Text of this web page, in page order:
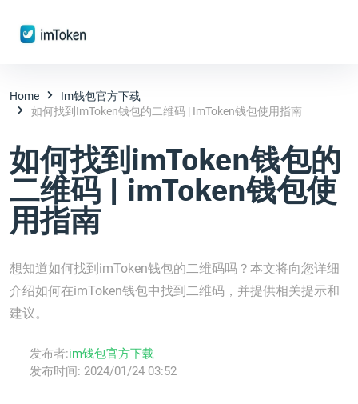
Home
Im钱包官方下载
如何找到imToken钱包的二维码 | ImToken钱包使用指南
如何找到imToken钱包的
二维码 | imToken钱包使
用指南
想知道如何找到imToken钱包的二维码吗？本文将向您详细
介绍如何在imToken钱包中找到二维码，并提供相关提示和
建议。
发布者:im钱包官方下载
发布时间: 2024/01/24 03:52